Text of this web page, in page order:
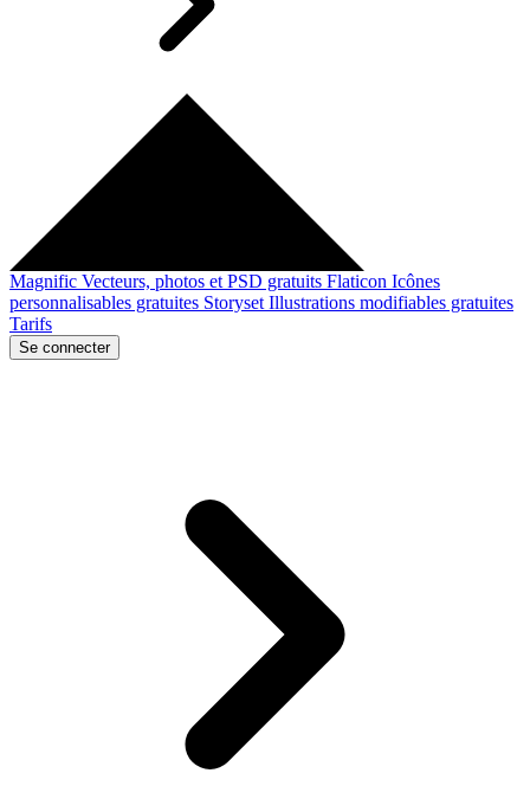
Magnific Vecteurs, photos et PSD gratuits Flaticon Icônes
personnalisables gratuites Storyset Illustrations modifiables gratuites
Tarifs
Se connecter